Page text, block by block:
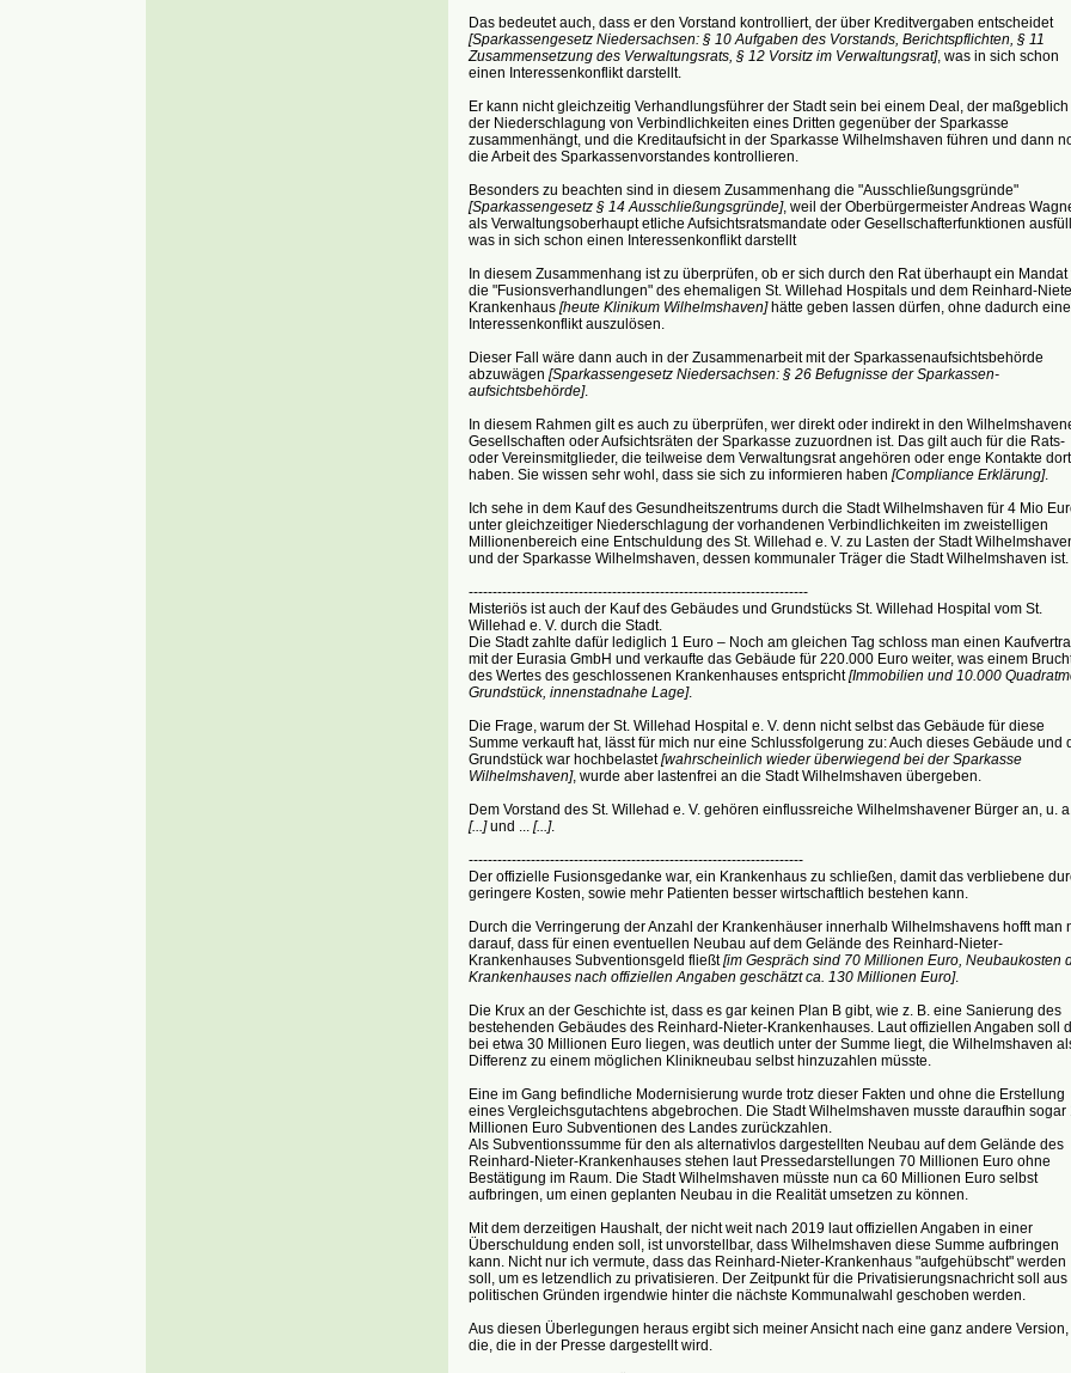
Das bedeutet auch, dass er den Vorstand kontrolliert, der über Kreditvergaben entscheidet
[Sparkassengesetz Niedersachsen: § 10 Aufgaben des Vorstands, Berichtspflichten, § 11
Zusammensetzung des Verwaltungsrats, § 12 Vorsitz im Verwaltungsrat], was in sich schon
einen Interessenkonflikt darstellt.
Er kann nicht gleichzeitig Verhandlungsführer der Stadt sein bei einem Deal, der maßgeblich
der Niederschlagung von Verbindlichkeiten eines Dritten gegenüber der Sparkasse
zusammenhängt, und die Kreditaufsicht in der Sparkasse Wilhelmshaven führen und dann
die Arbeit des Sparkassenvorstandes kontrollieren.
Besonders zu beachten sind in diesem Zusammenhang die "Ausschließungsgründe"
[Sparkassengesetz § 14 Ausschließungsgründe], weil der Oberbürgermeister Andreas
als Verwaltungsoberhaupt etliche Aufsichtsratsmandate oder Gesellschafterfunktionen
was in sich schon einen Interessenkonflikt darstellt
In diesem Zusammenhang ist zu überprüfen, ob er sich durch den Rat überhaupt ein Mandat
die "Fusionsverhandlungen" des ehemaligen St. Willehad Hospitals und dem Reinhard-
Krankenhaus [heute Klinikum Wilhelmshaven] hätte geben lassen dürfen, ohne dadurch
Interessenkonflikt auszulösen.
Dieser Fall wäre dann auch in der Zusammenarbeit mit der Sparkassenaufsichtsbehörde
abzuwägen [Sparkassengesetz Niedersachsen: § 26 Befugnisse der Sparkassen-
aufsichtsbehörde].
In diesem Rahmen gilt es auch zu überprüfen, wer direkt oder indirekt in den
Gesellschaften oder Aufsichtsräten der Sparkasse zuzuordnen ist. Das gilt auch für die Rats-
oder Vereinsmitglieder, die teilweise dem Verwaltungsrat angehören oder enge Kontakte
haben. Sie wissen sehr wohl, dass sie sich zu informieren haben [Compliance Erklärung].
Ich sehe in dem Kauf des Gesundheitszentrums durch die Stadt Wilhelmshaven für 4 Mio
unter gleichzeitiger Niederschlagung der vorhandenen Verbindlichkeiten im zweistelligen
Millionenbereich eine Entschuldung des St. Willehad e. V. zu Lasten der Stadt
und der Sparkasse Wilhelmshaven, dessen kommunaler Träger die Stadt Wilhelmshaven ist.
-----------------------------------------------------------------------
Misteriös ist auch der Kauf des Gebäudes und Grundstücks St. Willehad Hospital vom St.
Willehad e. V. durch die Stadt.
Die Stadt zahlte dafür lediglich 1 Euro – Noch am gleichen Tag schloss man einen
mit der Eurasia GmbH und verkaufte das Gebäude für 220.000 Euro weiter, was einem
des Wertes des geschlossenen Krankenhauses entspricht[Immobilien und 10.000
Grundstück, innenstadnahe Lage].
Die Frage, warum der St. Willehad Hospital e. V. denn nicht selbst das Gebäude für diese
Summe verkauft hat, lässt für mich nur eine Schlussfolgerung zu: Auch dieses Gebäude und
Grundstück war hochbelastet[wahrscheinlich wieder überwiegend bei der Sparkasse
Wilhelmshaven], wurde aber lastenfrei an die Stadt Wilhelmshaven übergeben.
Dem Vorstand des St. Willehad e. V. gehören einflussreiche Wilhelmshavener Bürger an, u.
[...]und ... [...].
----------------------------------------------------------------------
Der offizielle Fusionsgedanke war, ein Krankenhaus zu schließen, damit das verbliebene
geringere Kosten, sowie mehr Patienten besser wirtschaftlich bestehen kann.
Durch die Verringerung der Anzahl der Krankenhäuser innerhalb Wilhelmshavens hofft man
darauf, dass für einen eventuellen Neubau auf dem Gelände des Reinhard-Nieter-
Krankenhauses Subventionsgeld fließt[im Gespräch sind 70 Millionen Euro, Neubaukosten
Krankenhauses nach offiziellen Angaben geschätzt ca. 130 Millionen Euro].
Die Krux an der Geschichte ist, dass es gar keinen Plan B gibt, wie z. B. eine Sanierung des
bestehenden Gebäudes des Reinhard-Nieter-Krankenhauses. Laut offiziellen Angaben soll
bei etwa 30 Millionen Euro liegen, was deutlich unter der Summe liegt, die Wilhelmshaven
Differenz zu einem möglichen Klinikneubau selbst hinzuzahlen müsste.
Eine im Gang befindliche Modernisierung wurde trotz dieser Fakten und ohne die Erstellung
eines Vergleichsgutachtens abgebrochen. Die Stadt Wilhelmshaven musste daraufhin sogar
Millionen Euro Subventionen des Landes zurückzahlen.
Als Subventionssumme für den als alternativlos dargestellten Neubau auf dem Gelände des
Reinhard-Nieter-Krankenhauses stehen laut Pressedarstellungen 70 Millionen Euro ohne
Bestätigung im Raum. Die Stadt Wilhelmshaven müsste nun ca 60 Millionen Euro selbst
aufbringen, um einen geplanten Neubau in die Realität umsetzen zu können.
Mit dem derzeitigen Haushalt, der nicht weit nach 2019 laut offiziellen Angaben in einer
Überschuldung enden soll, ist unvorstellbar, dass Wilhelmshaven diese Summe aufbringen
kann. Nicht nur ich vermute, dass das Reinhard-Nieter-Krankenhaus "aufgehübscht" werden
soll, um es letzendlich zu privatisieren. Der Zeitpunkt für die Privatisierungsnachricht soll aus
politischen Gründen irgendwie hinter die nächste Kommunalwahl geschoben werden.
Aus diesen Überlegungen heraus ergibt sich meiner Ansicht nach eine ganz andere Version,
die, die in der Presse dargestellt wird.